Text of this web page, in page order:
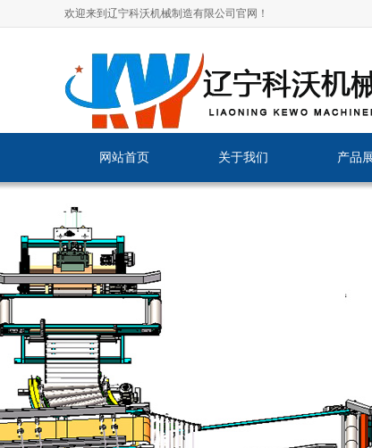
欢迎来到辽宁科沃机械制造有限公司官网！
网站首页 关于我们 产品